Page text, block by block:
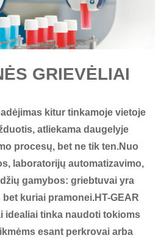
GRIEVĖLIAI
kitur tinkamoje vietoje
atliekama daugelyje
procesų, bet ne tik ten.Nuo
laboratorijų automatizavimo,
gamybos: griebtuvai yra
kuriai pramonei.HT-GEAR
idealiai tinka naudoti tokioms
esant perkrovai arba